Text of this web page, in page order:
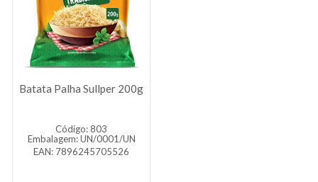
Batata Palha Sullper 200g
Código: 803
Embalagem: UN/0001/UN
EAN: 7896245705526